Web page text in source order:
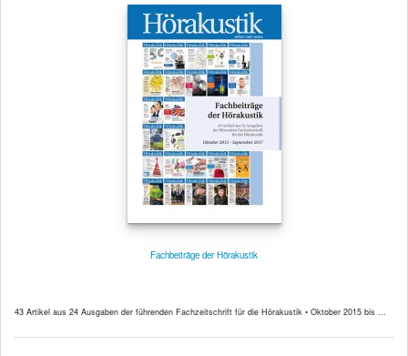
Fachbeiträge der Hörakustik
43 Artikel aus 24 Ausgaben der führenden Fachzeitschrift für die Hörakustik • Oktober 2015 bis ...